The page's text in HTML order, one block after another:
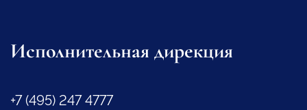
Исполнительная дирекция
+7 (495) 247 4777